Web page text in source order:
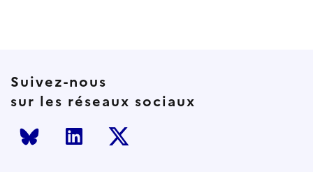
Suivez-nous
sur les réseaux sociaux
Bluesky LinkedInTwitter